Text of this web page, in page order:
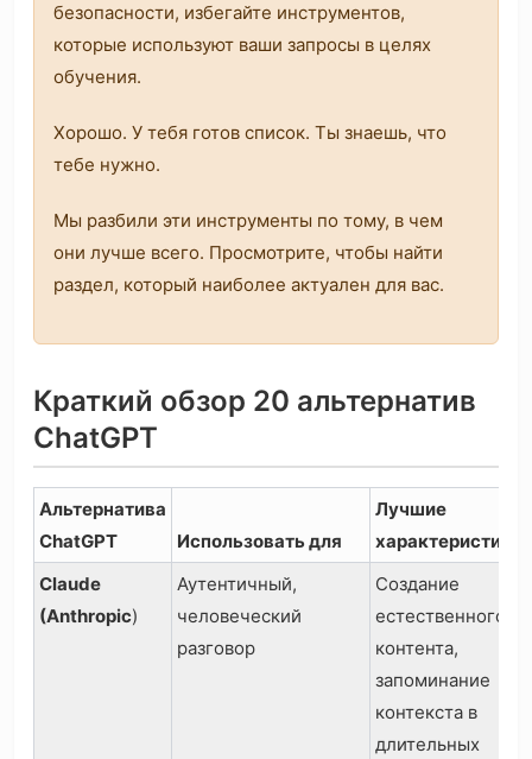
безопасности, избегайте инструментов,
которые используют ваши запросы в целях
обучения.
Хорошо. У тебя готов список. Ты знаешь, что
тебе нужно.
Мы разбили эти инструменты по тому, в чем
они лучше всего. Просмотрите, чтобы найти
раздел, который наиболее актуален для вас.
Краткий обзор 20 альтернатив
ChatGPT
Альтернатива
ChatGPT
Использовать для
Лучшие
характеристики
Claude
(Anthropic)
Аутентичный,
человеческий
разговор
Создание
естественного
контента,
запоминание
контекста в
длительных